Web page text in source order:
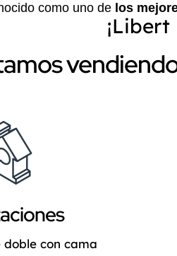
como uno de los
con cama